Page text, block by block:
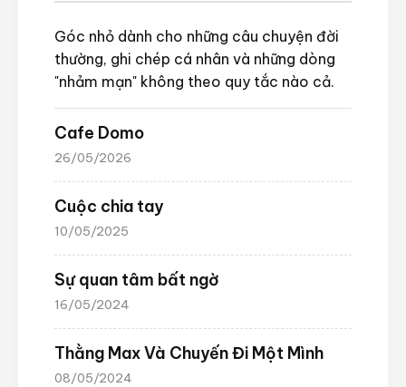
Góc nhỏ dành cho những câu chuyện đời
thường, ghi chép cá nhân và những dòng
"nhảm mạn" không theo quy tắc nào cả.
Cafe Domo
26/05/2026
Cuộc chia tay
10/05/2025
Sự quan tâm bất ngờ
16/05/2024
Thằng Max Và Chuyến Đi Một Mình
08/05/2024